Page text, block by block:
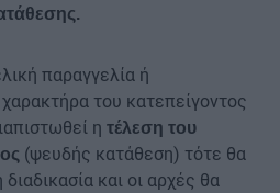
παραγγελία ή
του κατεπείγοντος
η τέλεση του
(ψευδής κατάθεση) τότε θα
και οι αρχές θα